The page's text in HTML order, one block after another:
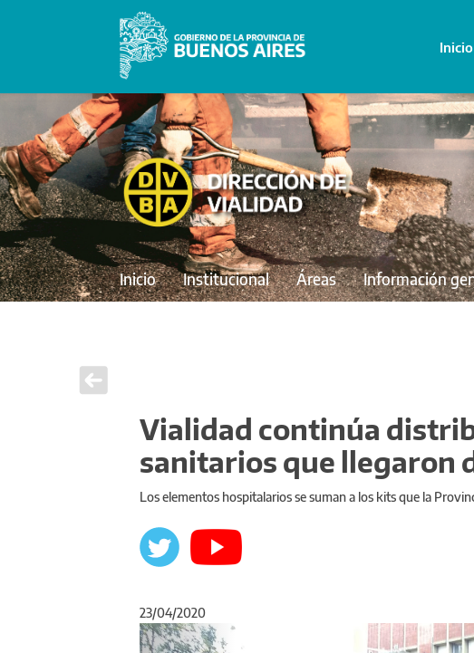
Inicio
Inicio Institucional Áreas Información
Vialidad continúa
sanitarios que llegaron
Los elementos hospitalarios se suman a los kits que la
23/04/2020
Anterior